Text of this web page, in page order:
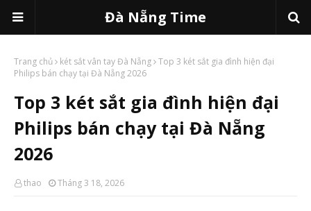
Đà Nẵng Time
Trang chủ két sắt vân tay Đà Nẵng Top 3 két sắt gia đình hiện đại
Philips bán chạy tại Đà Nẵng 2026
Top 3 két sắt gia đình hiện đại
Philips bán chạy tại Đà Nẵng
2026
thao Tháng 3 18, 2026